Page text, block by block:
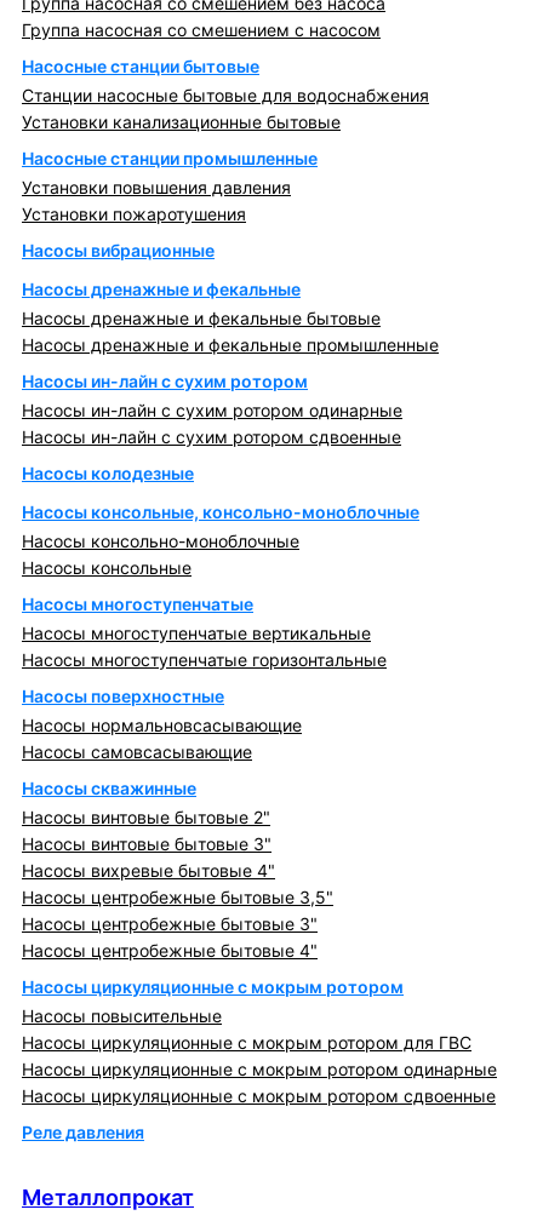
Группа насосная со смешением с насосом
Насосные станции бытовые
Станции насосные бытовые для водоснабжения
Установки канализационные бытовые
Насосные станции промышленные
Установки повышения давления
Установки пожаротушения
Насосы вибрационные
Насосы дренажные и фекальные
Насосы дренажные и фекальные бытовые
Насосы дренажные и фекальные промышленные
Насосы ин-лайн с сухим ротором
Насосы ин-лайн с сухим ротором одинарные
Насосы ин-лайн с сухим ротором сдвоенные
Насосы колодезные
Насосы консольные, консольно-моноблочные
Насосы консольно-моноблочные
Насосы консольные
Насосы многоступенчатые
Насосы многоступенчатые вертикальные
Насосы многоступенчатые горизонтальные
Насосы поверхностные
Насосы нормальновсасывающие
Насосы самовсасывающие
Насосы скважинные
Насосы винтовые бытовые 2"
Насосы винтовые бытовые 3"
Насосы вихревые бытовые 4"
Насосы центробежные бытовые 3,5"
Насосы центробежные бытовые 3"
Насосы центробежные бытовые 4"
Насосы циркуляционные с мокрым ротором
Насосы повысительные
Насосы циркуляционные с мокрым ротором для ГВС
Насосы циркуляционные с мокрым ротором одинарные
Насосы циркуляционные с мокрым ротором сдвоенные
Реле давления
Металлопрокат